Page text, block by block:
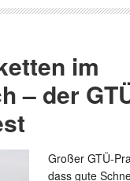
im
– der
Großer GTÜ-
dass gute